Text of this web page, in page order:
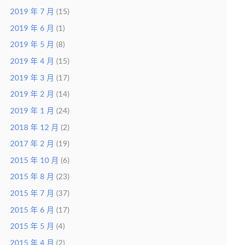
2019 年 7 月 (15)
2019 年 6 月 (1)
2019 年 5 月 (8)
2019 年 4 月 (15)
2019 年 3 月 (17)
2019 年 2 月 (14)
2019 年 1 月 (24)
2018 年 12 月 (2)
2017 年 2 月 (19)
2015 年 10 月 (6)
2015 年 8 月 (23)
2015 年 7 月 (37)
2015 年 6 月 (17)
2015 年 5 月 (4)
2015 年 4 月 (2)